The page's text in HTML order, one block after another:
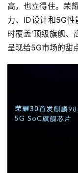
高，也立得住。荣
力、ID设计和5G
时覆盖‘顶级旗舰、
呈现给5G市场的甜